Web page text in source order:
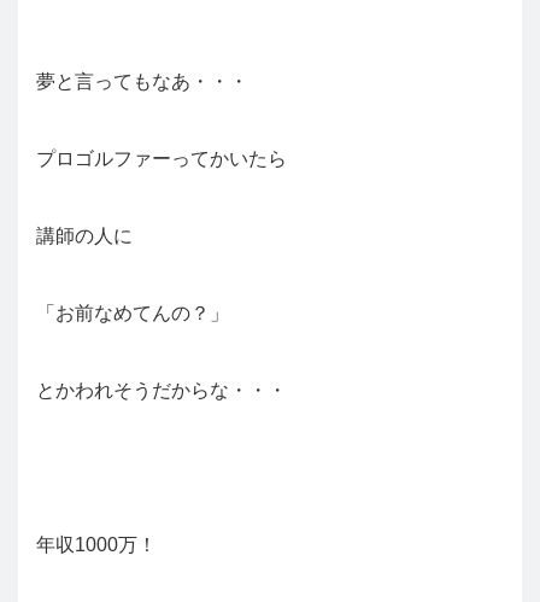
夢と言ってもなあ・・・
プロゴルファーってかいたら
講師の人に
「お前なめてんの？」
とかわれそうだからな・・・
年収1000万！